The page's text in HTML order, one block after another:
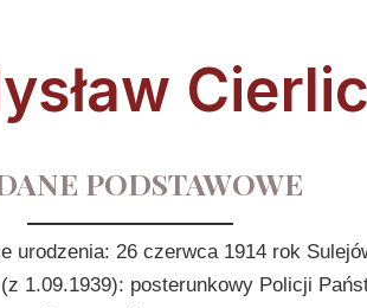
PODSTAWOWE
urodzenia: 26 czerwca 1914 rok
1.09.1939): posterunkowy Policji